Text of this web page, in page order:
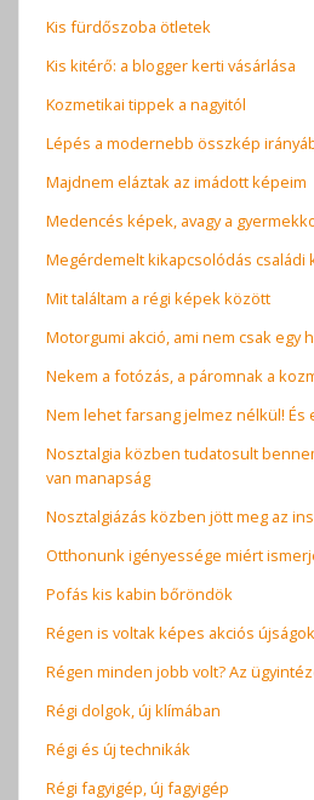
Kis fürdőszoba ötletek
Kis kitérő: a blogger kerti vásárlása
Kozmetikai tippek a nagyitól
Lépés a modernebb összkép
Majdnem eláztak az imádott képeim
Medencés képek, avagy a
Megérdemelt kikapcsolódás családi
Mit találtam a régi képek között
Motorgumi akció, ami nem csak egy
Nekem a fotózás, a páromnak a
Nem lehet farsang jelmez nélkül!
Nosztalgia közben tudatosult
van manapság
Nosztalgiázás közben jött meg az
Otthonunk igényessége miért
Pofás kis kabin bőröndök
Régen is voltak képes akciós
Régen minden jobb volt? Az
Régi dolgok, új klímában
Régi és új technikák
Régi fagyigép, új fagyigép